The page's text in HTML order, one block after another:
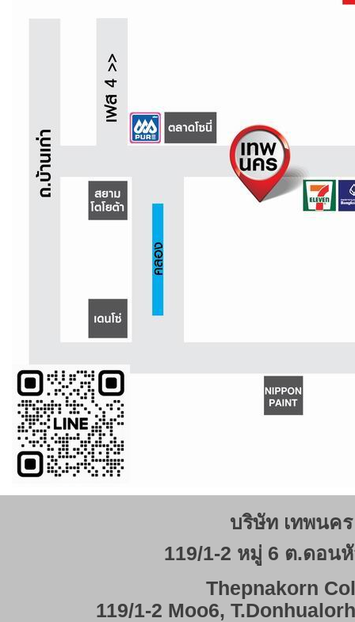
บริษัท เทพนค
119/1-2 หมู่ 6 ต.ดอน
Thepnakorn
119/1-2 Moo6,